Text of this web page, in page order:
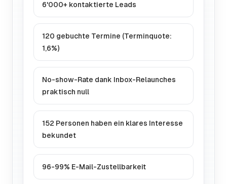
6'000+ kontaktierte Leads
120 gebuchte Termine (Terminquote:
1,6%)
No-show-Rate dank Inbox-Relaunches
praktisch null
152 Personen haben ein klares Interesse
bekundet
96-99% E-Mail-Zustellbarkeit